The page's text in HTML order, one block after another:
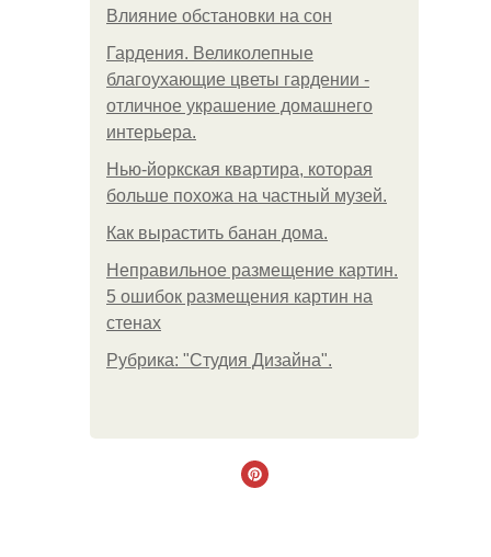
Влияние обстановки на сон
Гардения. Великолепные
благоухающие цветы гардении -
отличное украшение домашнего
интерьера.
Нью-йоркская квартира, которая
больше похожа на частный музей.
Как вырастить банан дома.
Неправильное размещение картин.
5 ошибок размещения картин на
стенах
Рубрика: "Студия Дизайна".